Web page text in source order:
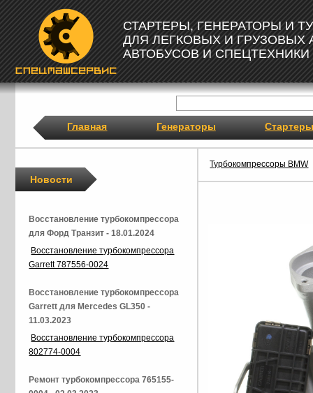
СТАРТЕРЫ, ГЕНЕРАТОРЫ И
ДЛЯ ЛЕГКОВЫХ И ГРУЗОВЫХ
АВТОБУСОВ И СПЕЦТЕХНИКИ
Главная Генераторы Стартеры
Турбокомпрессоры BMW
Новости
Восстановление турбокомпрессора
для Форд Транзит - 18.01.2024
Восстановление турбокомпрессора
Garrett 787556-0024
Восстановление турбокомпрессора
Garrett для Mercedes GL350 -
11.03.2023
Восстановление турбокомпрессора
802774-0004
Ремонт турбокомпрессора 765155-